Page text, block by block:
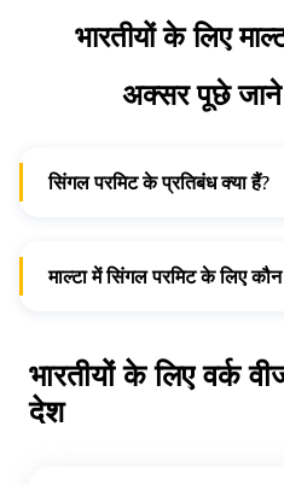
भारतीयों के लिए
अक्सर पूछे
सिंगल परमिट के प्रतिबंध क्या हैं?
माल्टा में सिंगल परमिट के लिए
भारतीयों के लिए वर्क
देश